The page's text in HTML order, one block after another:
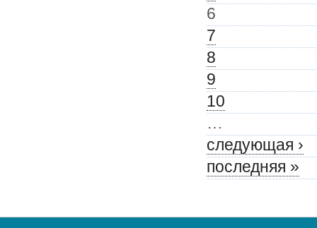
6
7
8
9
10
…
следующая ›
последняя »